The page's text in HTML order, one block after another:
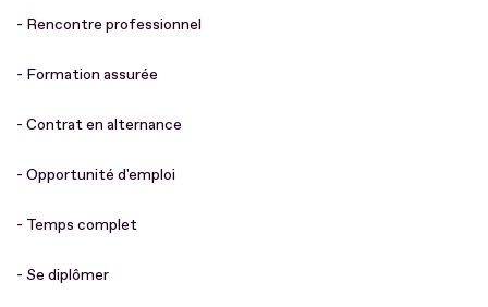
- Rencontre professionnel
- Formation assurée
- Contrat en alternance
- Opportunité d'emploi
- Temps complet
- Se diplômer